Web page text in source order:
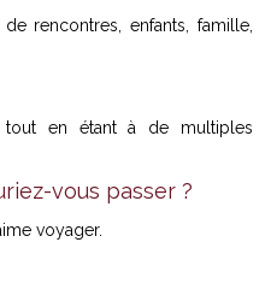
rencontres, enfants, famille,
tout en étant à de multiples
vous passer ?
voyager.